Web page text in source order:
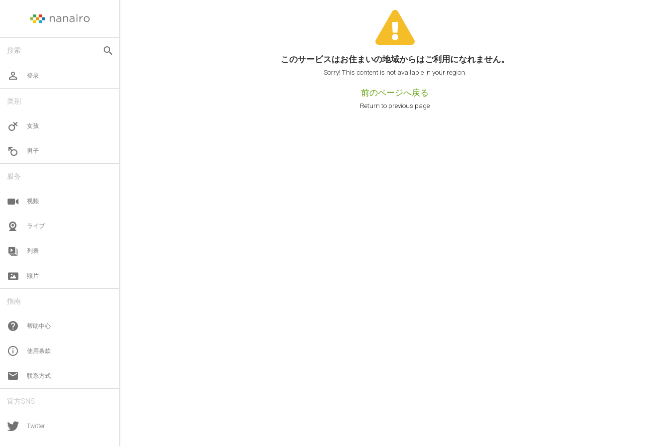
搜索 search
perm_identity 登录
类别
女孩
男子
服务
视频
ライブ
列表
照片
指南
help 帮助中心
info_outline 使用条款
email 联系方式
官方SNS
Twitter
このサービスはお住まいの地域からはご利用になれません。
Sorry! This content is not available in your region.
前のページへ戻る
Return to previous page